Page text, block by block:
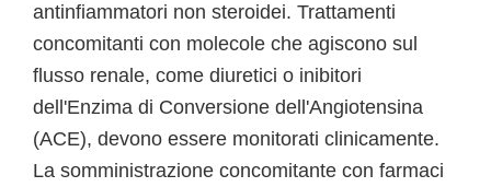
antinfiammatori non steroidei. Trattamenti
concomitanti con molecole che agiscono sul
flusso renale, come diuretici o inibitori
dell'Enzima di Conversione dell'Angiotensina
(ACE), devono essere monitorati clinicamente.
La somministrazione concomitante con farmaci